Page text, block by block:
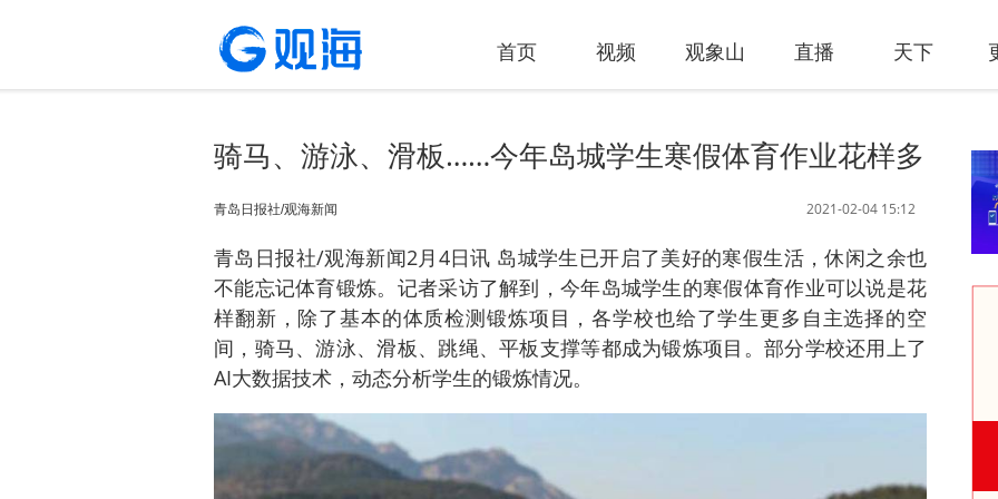
首页 视频 观象山 直播 天下
骑马、游泳、滑板……今年岛城学生寒假体育作业花样多
2021-02-04 15:12
青岛日报社/观海新闻
青岛日报社/观海新闻2月4日讯 岛城学生已开启了美好的寒假生活，休闲之余也
不能忘记体育锻炼。记者采访了解到，今年岛城学生的寒假体育作业可以说是花
样翻新，除了基本的体质检测锻炼项目，各学校也给了学生更多自主选择的空
间，骑马、游泳、滑板、跳绳、平板支撑等都成为锻炼项目。部分学校还用上了
AI大数据技术，动态分析学生的锻炼情况。